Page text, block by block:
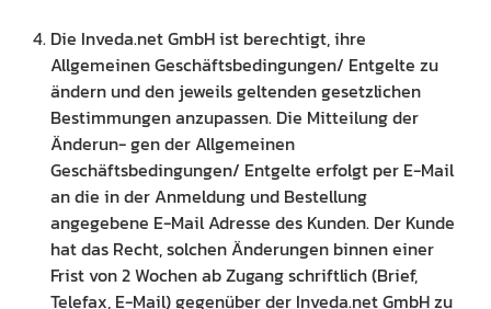
Die Inveda.net GmbH ist berechtigt, ihre
Allgemeinen Geschäftsbedingungen/ Entgelte zu
ändern und den jeweils geltenden gesetzlichen
Bestimmungen anzupassen. Die Mitteilung der
Änderun- gen der Allgemeinen
Geschäftsbedingungen/ Entgelte erfolgt per E-Mail
an die in der Anmeldung und Bestellung
angegebene E-Mail Adresse des Kunden. Der Kunde
hat das Recht, solchen Änderungen binnen einer
Frist von 2 Wochen ab Zugang schriftlich (Brief,
Telefax, E-Mail) gegenüber der Inveda.net GmbH zu